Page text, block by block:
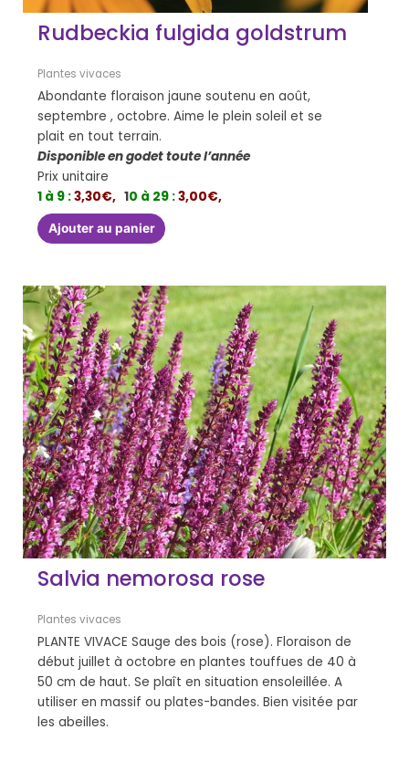
Rudbeckia fulgida goldstrum
Plantes vivaces
Abondante floraison jaune soutenu en août,
septembre , octobre. Aime le plein soleil et se
plait en tout terrain.
Disponible en godet toute l’année
Prix unitaire
1 à 9 :3,30€, 10 à 29 :3,00€,
Ajouter au panier
Salvia nemorosa rose
Plantes vivaces
PLANTE VIVACE Sauge des bois (rose). Floraison de
début juillet à octobre en plantes touffues de 40 à
50 cm de haut. Se plaît en situation ensoleillée. A
utiliser en massif ou plates-bandes. Bien visitée par
les abeilles.